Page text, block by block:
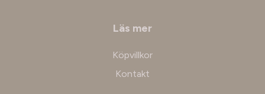
Läs mer
Köpvillkor
Kontakt